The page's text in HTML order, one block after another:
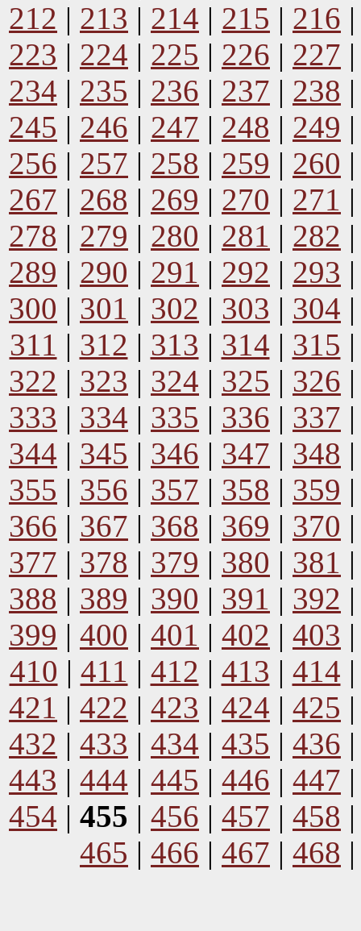
212 | 213 | 214 | 215 | 216
223 | 224 | 225 | 226 | 227
234 | 235 | 236 | 237 | 238
245 | 246 | 247 | 248 | 249
256 | 257 | 258 | 259 | 260
267 | 268 | 269 | 270 | 271
278 | 279 | 280 | 281 | 282
289 | 290 | 291 | 292 | 293
300 | 301 | 302 | 303 | 304
311 | 312 | 313 | 314 | 315
322 | 323 | 324 | 325 | 326
333 | 334 | 335 | 336 | 337
344 | 345 | 346 | 347 | 348
355 | 356 | 357 | 358 | 359
366 | 367 | 368 | 369 | 370
377 | 378 | 379 | 380 | 381
388 | 389 | 390 | 391 | 392
399 | 400 | 401 | 402 | 403
410 | 411 | 412 | 413 | 414
421 | 422 | 423 | 424 | 425
432 | 433 | 434 | 435 | 436
443 | 444 | 445 | 446 | 447
454 | 455 | 456 | 457 | 458
465 | 466 | 467 | 468